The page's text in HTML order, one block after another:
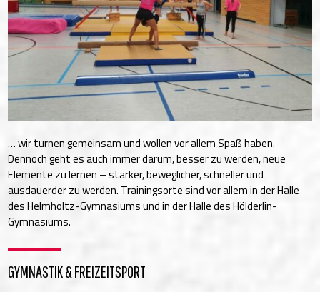
… wir turnen gemeinsam und wollen vor allem Spaß haben.
Dennoch geht es auch immer darum, besser zu werden, neue
Elemente zu lernen – stärker, beweglicher, schneller und
ausdauerder zu werden. Trainingsorte sind vor allem in der Halle
des Helmholtz-Gymnasiums und in der Halle des Hölderlin-
Gymnasiums.
GYMNASTIK & FREIZEITSPORT